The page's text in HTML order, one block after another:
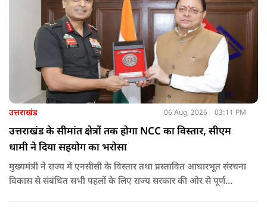
उत्तराखंड 06 Aug, 2026 03:11 PM
उत्तराखंड के सीमांत क्षेत्रों तक होगा NCC का विस्तार, सीएम
धामी ने दिया सहयोग का भरोसा
मुख्यमंत्री ने राज्य में एनसीसी के विस्तार तथा प्रस्तावित आधारभूत संरचना
विकास से संबंधित सभी पहलों के लिए राज्य सरकार की ओर से पूर्ण